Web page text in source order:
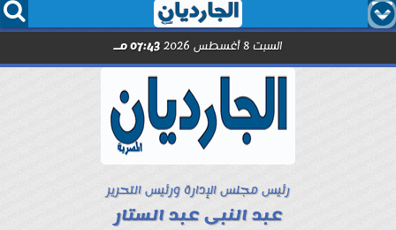
  
السبت 8 أغسطس 2026 07:43 مـ
رئيس مجلس الإدارة ورئيس التحرير
عبد النبى عبد الستار